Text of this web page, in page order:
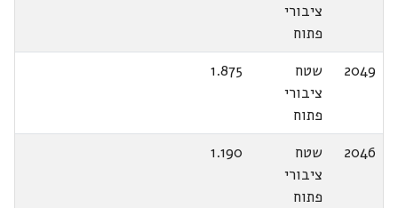
ציבורי
פתוח
2049
שטח
ציבורי
פתוח
1.875
2046
שטח
ציבורי
פתוח
1.190